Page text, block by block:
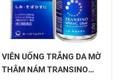
VIÊN UỐNG TRẮNG DA MỜ
THÂM NÁM TRANSINO